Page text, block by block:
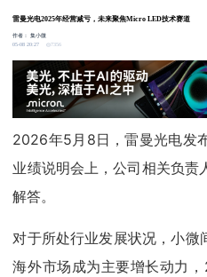
雷曼光电2025年经营减亏，未来聚焦Micro LED技术赛道
作者：集小微
05-08 20:27
7356
2026年5月8日，雷曼光电发
业绩说明会上，公司相关负责
解答。
对于所处行业发展状况，小微
海外市场成为主要增长动力